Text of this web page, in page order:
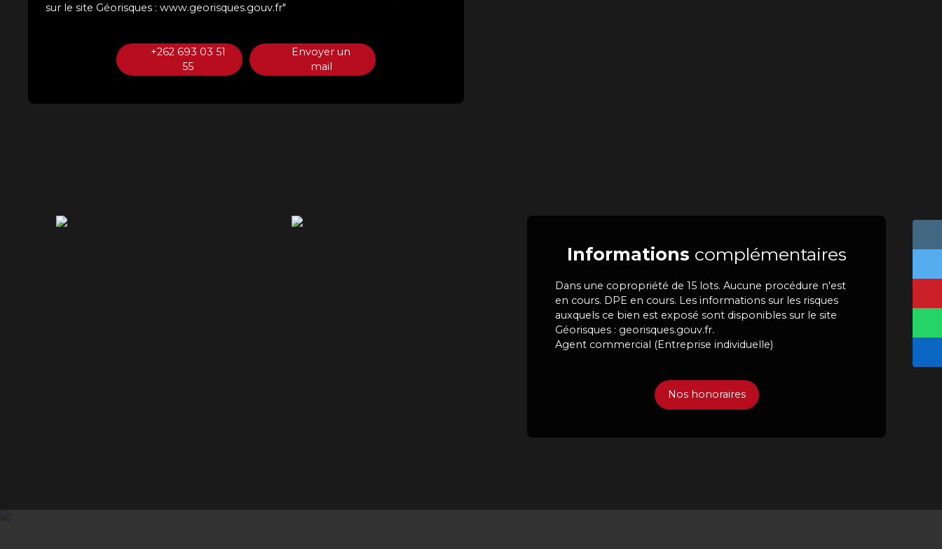
sur le site Géorisques : www.georisques.gouv.fr"
+262 693 03 51
55
Envoyer un
mail
Informations complémentaires
Dans une copropriété de 15 lots. Aucune procédure n'est
en cours. DPE en cours. Les informations sur les risques
auxquels ce bien est exposé sont disponibles sur le site
Géorisques : georisques.gouv.fr.
Agent commercial (Entreprise individuelle)
Nos honoraires